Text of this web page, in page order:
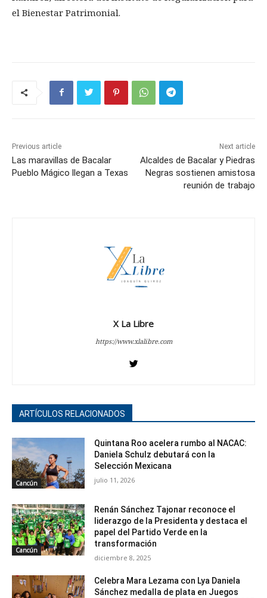
el Bienestar Patrimonial.
Previous article
Las maravillas de Bacalar
Pueblo Mágico llegan a Texas
Next article
Alcaldes de Bacalar y Piedras
Negras sostienen amistosa
reunión de trabajo
X La Libre
https://www.xlalibre.com
ARTÍCULOS RELACIONADOS
Cancún
Quintana Roo acelera rumbo al NACAC:
Daniela Schulz debutará con la
Selección Mexicana
julio 11, 2026
Cancún
Renán Sánchez Tajonar reconoce el
liderazgo de la Presidenta y destaca el
papel del Partido Verde en la
transformación
diciembre 8, 2025
Celebra Mara Lezama con Lya Daniela
Sánchez medalla de plata en Juegos